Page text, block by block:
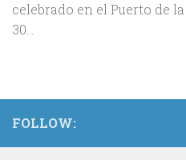
celebrado en el Puerto de
30...
FOLLOW: